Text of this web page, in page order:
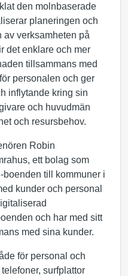
den molnbaserade
planeringen och
verksamheten på
det enklare och mer
tillsammans med
personalen och ger
inflytande kring sin
och huvudmän
och resursbehov.
Robin
ett bolag som
boenden till kommuner i
kunder och personal
och har med sitt
med sina kunder.
för personal och
surfplattor